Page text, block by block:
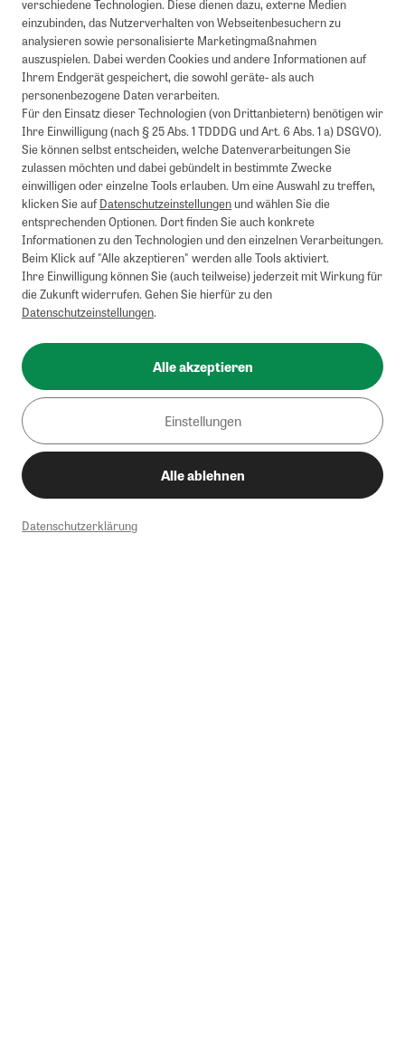
verschiedene Technologien. Diese dienen dazu, externe Medien
einzubinden, das Nutzerverhalten von Webseitenbesuchern zu
analysieren sowie personalisierte Marketingmaßnahmen
auszuspielen. Dabei werden Cookies und andere Informationen auf
Ihrem Endgerät gespeichert, die sowohl geräte- als auch
personenbezogene Daten verarbeiten.
Für den Einsatz dieser Technologien (von Drittanbietern) benötigen wir
Ihre Einwilligung (nach § 25 Abs. 1 TDDDG und Art. 6 Abs. 1 a) DSGVO).
Sie können selbst entscheiden, welche Datenverarbeitungen Sie
zulassen möchten und dabei gebündelt in bestimmte Zwecke
einwilligen oder einzelne Tools erlauben. Um eine Auswahl zu treffen,
klicken Sie aufDatenschutzeinstellungenund wählen Sie die
entsprechenden Optionen. Dort finden Sie auch konkrete
Informationen zu den Technologien und den einzelnen Verarbeitungen.
Beim Klick auf "Alle akzeptieren" werden alle Tools aktiviert.
Ihre Einwilligung können Sie (auch teilweise) jederzeit mit Wirkung für
die Zukunft widerrufen. Gehen Sie hierfür zu den
Datenschutzeinstellungen.
Alle akzeptieren
Einstellungen
Alle ablehnen
Datenschutzerklärung